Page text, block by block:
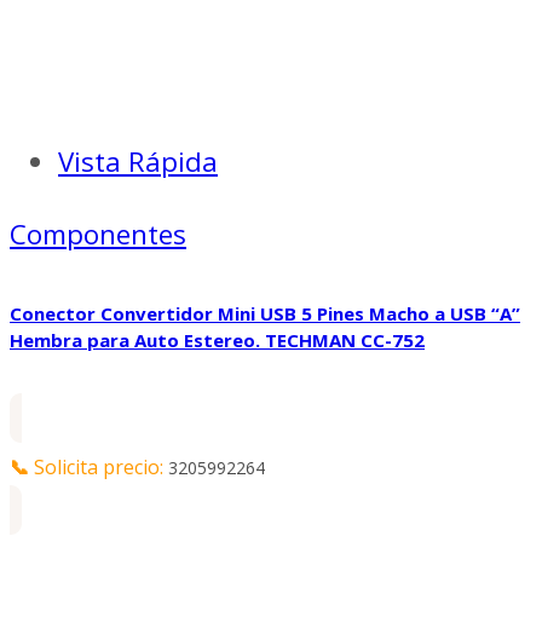
Vista Rápida
Componentes
Conector Convertidor Mini USB 5 Pines Macho a USB “A”
Hembra para Auto Estereo. TECHMAN CC-752
📞 Solicita precio: 3205992264